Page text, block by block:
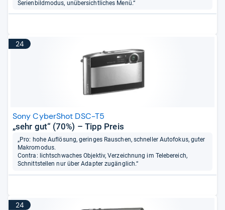
Serienbildmodus, unübersichtliches Menü.“
24
Sony CyberShot DSC-T5
„sehr gut“ (70%) – Tipp Preis
„Pro: hohe Auflösung, geringes Rauschen, schneller Autofokus, guter
Makromodus.
Contra: lichtschwaches Objektiv, Verzeichnung im Telebereich,
Schnittstellen nur über Adapter zugänglich.“
24